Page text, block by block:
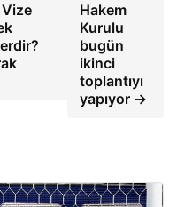
Hakem
Kurulu
bugün
ikinci
toplantıyı
yapıyor →